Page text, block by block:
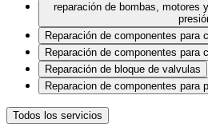
reparación de bombas, motores
Reparación de componentes para
Reparación de componentes para
Reparación de bloque de valvulas
Reparacion de componentes para
Todos los servicios